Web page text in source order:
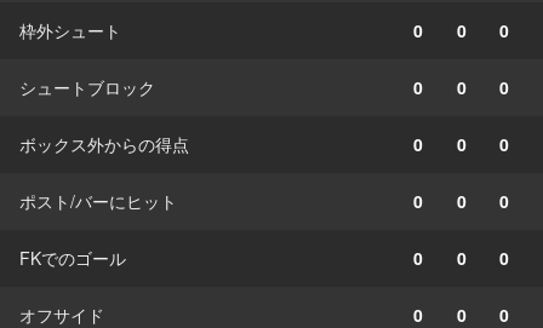
枠外シュート 0 0 0
シュートブロック 0 0 0
ボックス外からの得点 0 0 0
ポスト/バーにヒット 0 0 0
FKでのゴール 0 0 0
オフサイド 0 0 0